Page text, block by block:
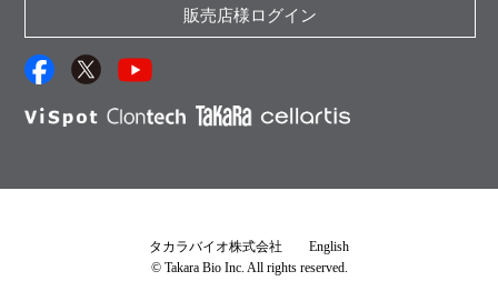
抗体検索サイト
資料請求 核酸抽出・精製カタログ
サンプル請求一覧
プロトコール集
説明書・CoA・SDSを探す
販売店様ログイン
タカラバイオ株式会社
English
© Takara Bio Inc. All rights reserved.